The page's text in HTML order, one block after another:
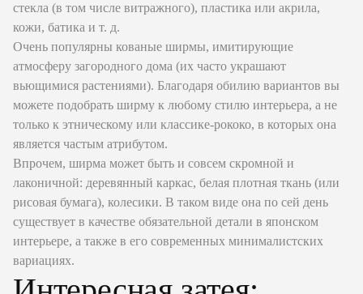
стекла (в том числе витражного), пластика или акрила,
кожи, батика и т. д.
Очень популярны кованые ширмы, имитирующие
атмосферу загородного дома (их часто украшают
вьющимися растениями). Благодаря обилию вариантов вы
можете подобрать ширму к любому стилю интерьера, а не
только к этническому или классике-рококо, в которых она
является частым атрибутом.
Впрочем, ширма может быть и совсем скромной и
лаконичной: деревянный каркас, белая плотная ткань (или
рисовая бумага), колесики. В таком виде она по сей день
существует в качестве обязательной детали в японском
интерьере, а также в его современных минималистских
вариациях.